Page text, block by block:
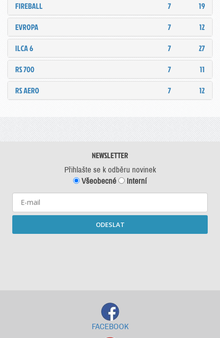
FIREBALL
7
19
EVROPA
7
12
ILCA 6
7
27
RS 700
7
11
RS AERO
7 12
NEWSLETTER
Přihlašte se k odběru novinek
Všeobecné
Interní
ODESLAT
FACEBOOK